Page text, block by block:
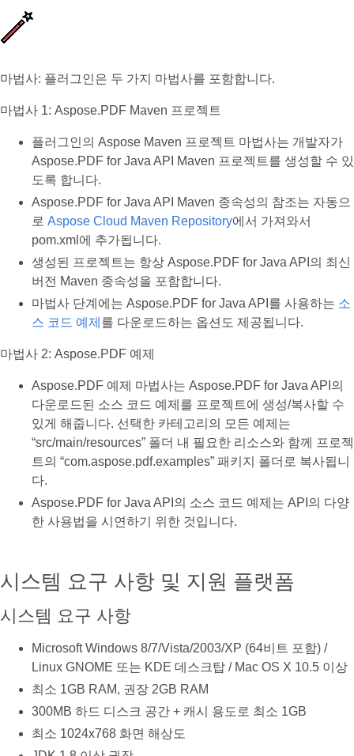
마법사: 플러그인은 두 가지 마법사를 포함합니다.
마법사 1: Aspose.PDF Maven 프로젝트
플러그인의 Aspose Maven 프로젝트 마법사는 개발자가
Aspose.PDF for Java API Maven 프로젝트를 생성할 수 있
도록 합니다.
Aspose.PDF for Java API Maven 종속성의 참조는 자동으
로 Aspose Cloud Maven Repository에서 가져와서
pom.xml에 추가됩니다.
생성된 프로젝트는 항상 Aspose.PDF for Java API의 최신
버전 Maven 종속성을 포함합니다.
마법사 단계에는 Aspose.PDF for Java API를 사용하는 소
스 코드 예제 를 다운로드하는 옵션도 제공됩니다.
마법사 2: Aspose.PDF 예제
Aspose.PDF 예제 마법사는 Aspose.PDF for Java API의
다운로드된 소스 코드 예제를 프로젝트에 생성/복사할 수
있게 해줍니다. 선택한 카테고리의 모든 예제는
“src/main/resources” 폴더 내 필요한 리소스와 함께 프로젝
트의 “com.aspose.pdf.examples” 패키지 폴더로 복사됩니
다.
Aspose.PDF for Java API의 소스 코드 예제는 API의 다양
한 사용법을 시연하기 위한 것입니다.
시스템 요구 사항 및 지원 플랫폼
시스템 요구 사항
Microsoft Windows 8/7/Vista/2003/XP (64비트 포함) /
Linux GNOME 또는 KDE 데스크탑 / Mac OS X 10.5 이상
최소 1GB RAM, 권장 2GB RAM
300MB 하드 디스크 공간 + 캐시 용도로 최소 1GB
최소 1024x768 화면 해상도